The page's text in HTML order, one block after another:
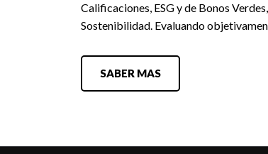
Calificaciones, ESG y de Bonos
Sostenibilidad. Evaluando
SABER MAS